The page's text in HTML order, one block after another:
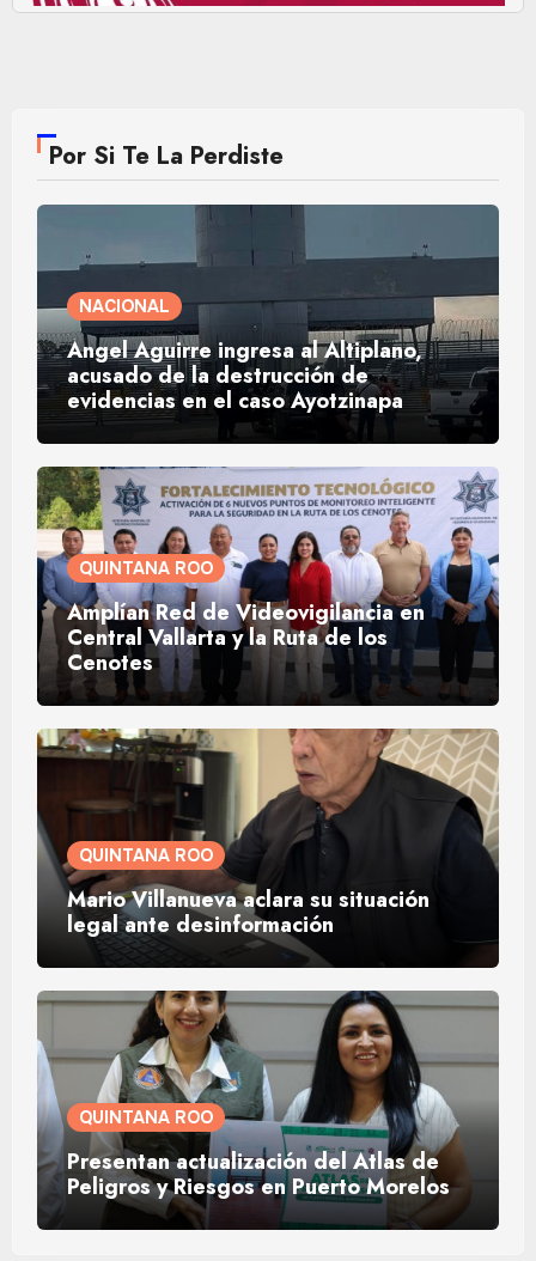
Por Si Te La Perdiste
NACIONAL
Ángel Aguirre ingresa al Altiplano,
acusado de la destrucción de
evidencias en el caso Ayotzinapa
QUINTANA ROO
Amplían Red de Videovigilancia en
Central Vallarta y la Ruta de los
Cenotes
QUINTANA ROO
Mario Villanueva aclara su situación
legal ante desinformación
QUINTANA ROO
Presentan actualización del Atlas de
Peligros y Riesgos en Puerto Morelos